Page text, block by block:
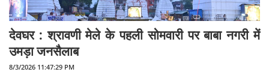
देवघर :‌ श्रावणी मेले के पहली सोमवारी पर बाबा नगरी में
उमड़ा जनसैलाब
8/3/2026 11:47:29 PM